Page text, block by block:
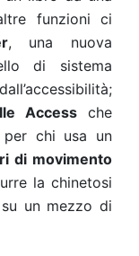
funzioni ci
, una nuova
di sistema
Access che
per chi usa un
di movimento
la chinetosi
un mezzo di